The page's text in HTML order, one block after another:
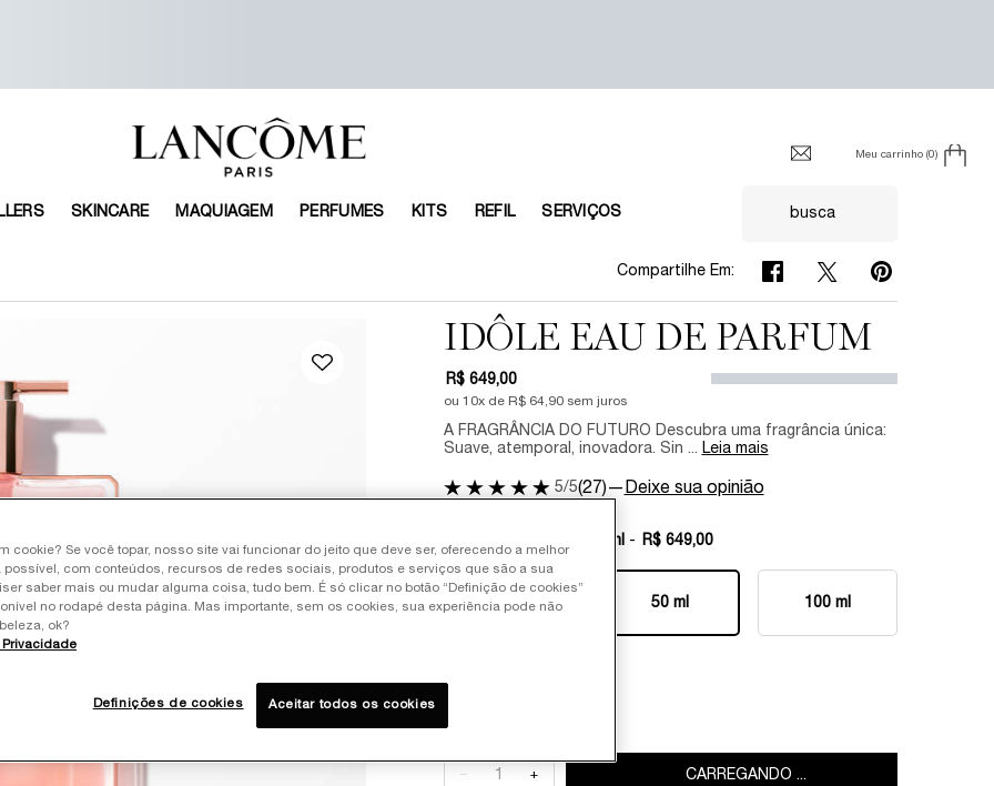
Meu carrinho 0
0 product in cart
SKINCARE MAQUIAGEM PERFUMES KITS REFIL SERVIÇOS busca
Compartilhe Em: Compartilhe Em: Facebook
Compartilhe Em: Twitter
Compartilhe
IDÔLE EAU DE PARFUM
R$ 649,00
ou 10x de R$ 64,90sem juros
A FRAGRÂNCIA DO FUTURO Descubra uma fragrância única:
Suave, atemporal, inovadora. Sin ... Leia mais
5/5(27)— Deixe sua opinião
50 ml - R$ 649,00
Selected
25 ml
, 1 of 4 Selected
50 ml
, 2 of 4 Selected
100 ml
, 3 of 4
− + CARREGANDO ...
cookie? Se você topar, nosso site vai funcionar do jeito que deve ser, oferecendo a melhor
possível, com conteúdos, recursos de redes sociais, produtos e serviços que são a sua
saber mais ou mudar alguma coisa, tudo bem. É só clicar no botão “Definição de cookies”
no rodapé desta página. Mas importante, sem os cookies, sua experiência pode não
ok?
Privacidade
Definições de cookies Aceitar todos os cookies